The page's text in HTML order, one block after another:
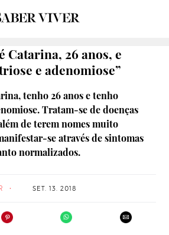
Catarina, 26 anos, e
e adenomiose”
tenho 26 anos e tenho
Tratam-se de doenças
de terem nomes muito
se através de sintomas
normalizados.
SET. 13. 2018